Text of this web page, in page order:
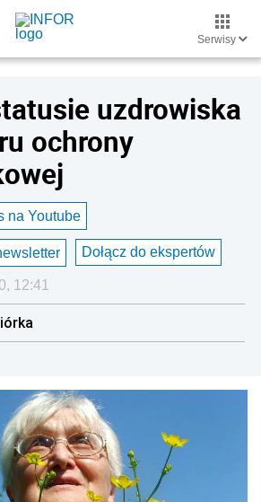
Serwisy
uzdrowiska
ochrony
na Youtube
Dołącz do ekspertów
12:41